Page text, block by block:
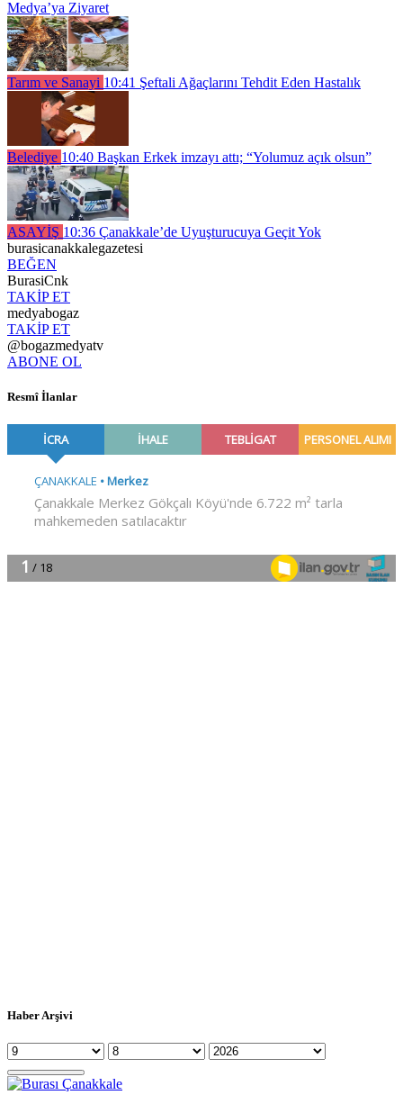
Medya’ya Ziyaret
Tarım ve Sanayi 10:41 Şeftali Ağaçlarını Tehdit Eden Hastalık
Belediye 10:40 Başkan Erkek imzayı attı; “Yolumuz açık olsun”
ASAYİŞ 10:36 Çanakkale’de Uyuşturucuya Geçit Yok
burasicanakkalegazetesi
BEĞEN
BurasiCnk
TAKİP ET
medyabogaz
TAKİP ET
@bogazmedyatv
ABONE OL
Resmî İlanlar
Haber Arşivi